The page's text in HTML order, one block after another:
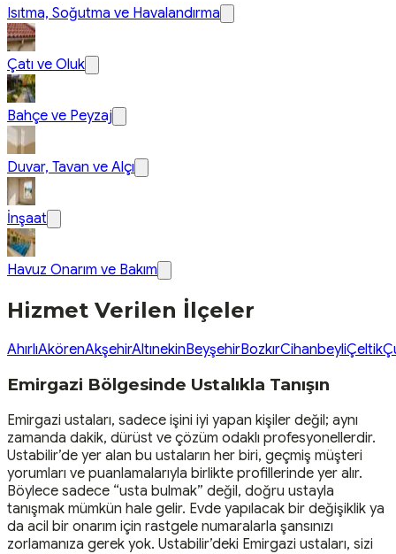
Isıtma, Soğutma ve Havalandırma
Çatı ve Oluk
Bahçe ve Peyzaj
Duvar, Tavan ve Alçı
İnşaat
Havuz Onarım ve Bakım
Hizmet Verilen İlçeler
AhırlıAkörenAkşehirAltınekinBeyşehirBozkırCihanbeyliÇeltik
Emirgazi Bölgesinde Ustalıkla Tanışın
Emirgazi ustaları, sadece işini iyi yapan kişiler değil; aynı
zamanda dakik, dürüst ve çözüm odaklı profesyonellerdir.
Ustabilir’de yer alan bu ustaların her biri, geçmiş müşteri
yorumları ve puanlamalarıyla birlikte profillerinde yer alır.
Böylece sadece “usta bulmak” değil, doğru ustayla
tanışmak mümkün hale gelir. Evde yapılacak bir değişiklik ya
da acil bir onarım için rastgele numaralarla şansınızı
zorlamanıza gerek yok. Ustabilir’deki Emirgazi ustaları, sizi